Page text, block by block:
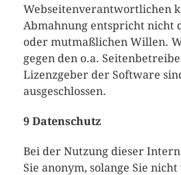
Webseitenverantwortlichen
Abmahnung entspricht nicht
oder mutmaßlichen Willen.
gegen den o.a.
Lizenzgeber der Software
ausgeschlossen.
9 Datenschutz
Bei der Nutzung dieser
Sie anonym, solange Sie nicht